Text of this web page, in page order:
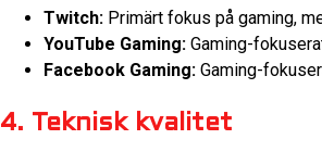
Twitch: Primärt fokus på gaming,
YouTube Gaming: Gaming-
Facebook Gaming: Gaming-
4. Teknisk kvalitet